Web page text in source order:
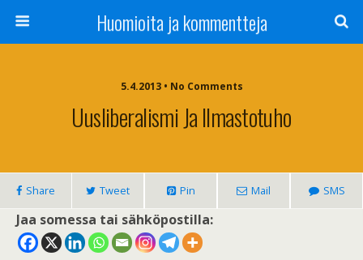
Huomioita ja kommentteja
5.4.2013 • No Comments
Uusliberalismi Ja Ilmastotuho
Share Tweet Pin Mail SMS
Jaa somessa tai sähköpostilla: